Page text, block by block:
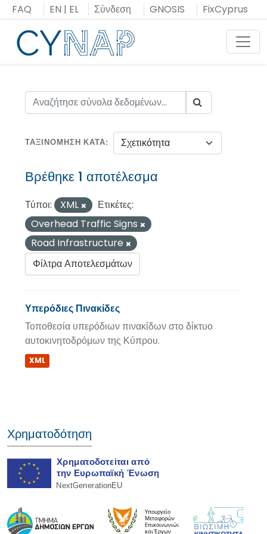
Μεταπήδηση
στο
περιεχόμενο
FAQ EN | EL Σύνδεση GNOSIS FixCyprus
ΤΑΞΙΝΌΜΗΣΗ ΚΑΤΆ
Βρέθηκε 1 αποτέλεσμα
Τύποι: XML
Ετικέτες:
Overhead Traffic Signs
Road Infrastructure
Φίλτρα Αποτελεσμάτων
Υπερόδιες Πινακίδες
Τοποθεσία υπερόδιων πινακίδων στο δίκτυο
αυτοκινητοδρόμων της Κύπρου.
XML
Χρηματοδότηση